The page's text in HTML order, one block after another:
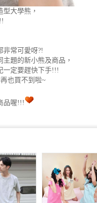
大學熊，
非常可愛呀?!
題的新小熊及商品，
一定要趕快下手!!!
也買不到啦~
品喔!!!